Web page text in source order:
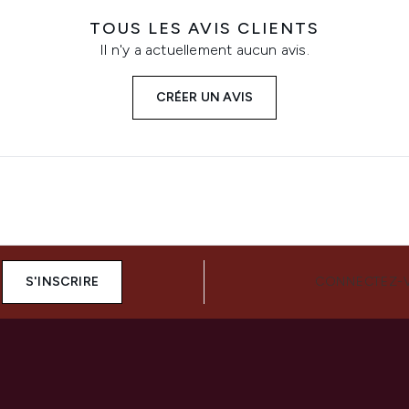
TOUS LES AVIS CLIENTS
Il n'y a actuellement aucun avis.
CRÉER UN AVIS
S'INSCRIRE